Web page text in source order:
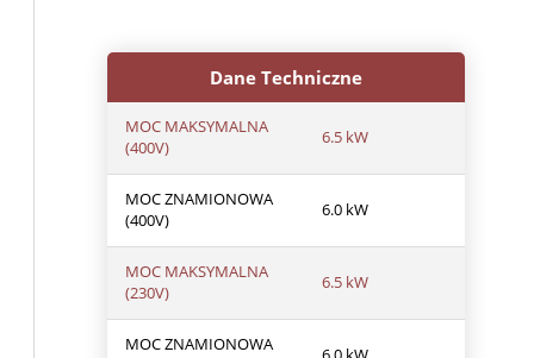
Dane Techniczne
MOC MAKSYMALNA
(400V)
6.5 kW
MOC ZNAMIONOWA
(400V)
6.0 kW
MOC MAKSYMALNA
(230V)
6.5 kW
MOC ZNAMIONOWA